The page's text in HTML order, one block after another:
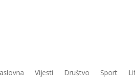
Vijesti Društvo Sport